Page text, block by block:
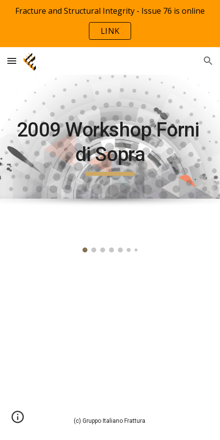
Fracture and Structural Integrity - Issue 76 is online
LINK
2009 Workshop Forni
di Sopra
(c) Gruppo Italiano Frattura